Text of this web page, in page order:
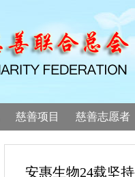
慈善项目 慈善志愿者
安惠生物24载坚